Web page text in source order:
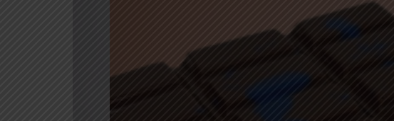
PRODUIT
VEDETTE
BARRE DE
CHOCOLAT DUBAI !